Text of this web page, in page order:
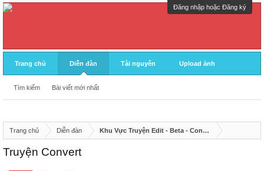
Đăng nhập hoặc Đăng ký
Trang chủ Diễn đàn
Tìm kiếm Bài viết mới nhất
Tài nguyên Upload ảnh
Trang chủ Diễn đàn Khu Vực Truyện Edit - Beta - Convert
Truyện Convert